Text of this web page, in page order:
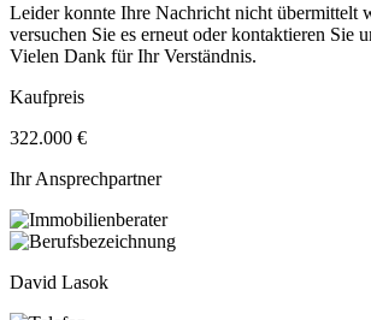
Leider konnte Ihre Nachricht nicht übermittelt
versuchen Sie es erneut oder kontaktieren Sie
Vielen Dank für Ihr Verständnis.
Kaufpreis
322.000 €
Ihr Ansprechpartner
David Lasok